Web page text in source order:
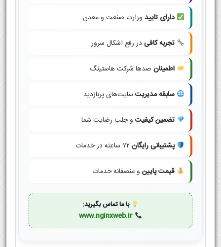
دارای تایید وزارت صنعت و معدن
تجربه کافیدر رفع اشکال سرور
اطمینان صدها شرکت هاستینگ
سابقه مدیریت سایت‌های پربازدید
تضمین کیفیت و جلب رضایت شما
پشتیبانی رایگان۷۲ ساعته در خدمات
قیمت پایین و منصفانه خدمات
با ما تماس بگیرید:
www.nginxweb.ir